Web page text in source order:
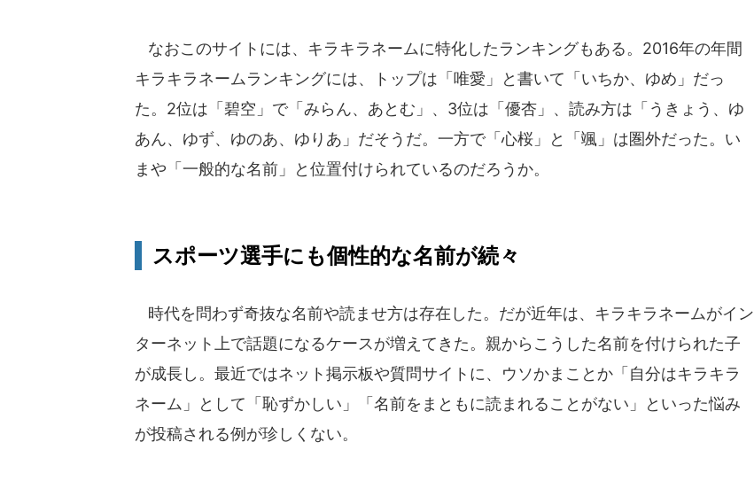
なおこのサイトには、キラキラネームに特化したランキングもある。2016年の年間
キラキラネームランキングには、トップは「唯愛」と書いて「いちか、ゆめ」だっ
た。2位は「碧空」で「みらん、あとむ」、3位は「優杏」、読み方は「うきょう、ゆ
あん、ゆず、ゆのあ、ゆりあ」だそうだ。一方で「心桜」と「颯」は圏外だった。い
まや「一般的な名前」と位置付けられているのだろうか。
スポーツ選手にも個性的な名前が続々
時代を問わず奇抜な名前や読ませ方は存在した。だが近年は、キラキラネームがイン
ターネット上で話題になるケースが増えてきた。親からこうした名前を付けられた子
が成長し。最近ではネット掲示板や質問サイトに、ウソかまことか「自分はキラキラ
ネーム」として「恥ずかしい」「名前をまともに読まれることがない」といった悩み
が投稿される例が珍しくない。